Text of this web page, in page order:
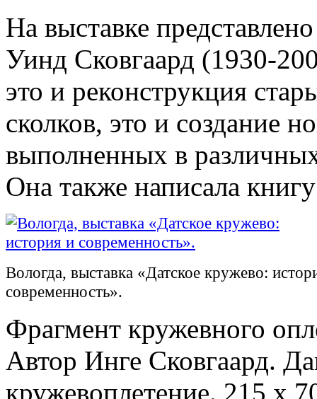
На выставке
Уинд Сковгаард (1930-
это и реконструкция
сколков, это и создание
выполненных в
Она также написала
Вологда, выставка «Датское кружево:
современность».
Фрагмент кружевного
Автор Инге Сковгаард.
кружевоплетение. 215 х